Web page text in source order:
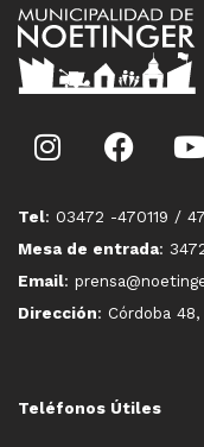
Tel: 03472 -470119 /
Mesa de entrada:
Email:
Dirección: Córdoba
Teléfonos Útiles